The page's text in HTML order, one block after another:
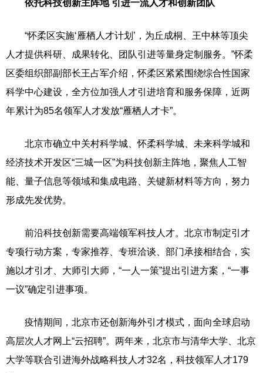
依托科技创新主阵地 引进一流人才和创新团队
“怀柔区实施‘雁栖人才计划’，为丘成桐、王中林等顶尖
人才提供科研、成果转化、团队引进等量身定制服务。”怀柔
区委组织部副部长王占军介绍，怀柔区紧紧围绕综合性国家
科学中心建设，全方位加强人才引进培育和服务保障，近两
年累计为85名领军人才发放“雁栖人才卡”。
北京市确立中关村科学城、怀柔科学城、未来科学城和
经济技术开发区“三城一区”为科技创新主阵地，聚焦人工智
能、量子信息等领域和集成电路、关键新材料等方向，努力
形成先发优势。
前沿科技创新需要高端领军科技人才。北京市制定引才
专项行动方案，专家推荐、专班洽谈、部门承接相结合，实
施以才引才、大师引大师，“一人一策”提出引进方案，“一事
一议”确定引进事项。
疫情期间，北京市还创新海外引才模式，面向全球启动
高层次人才网上“云招聘”。两年来，北京市与清华大学、北京
大学等联合引进海外战略科技人才32名，科技领军人才179